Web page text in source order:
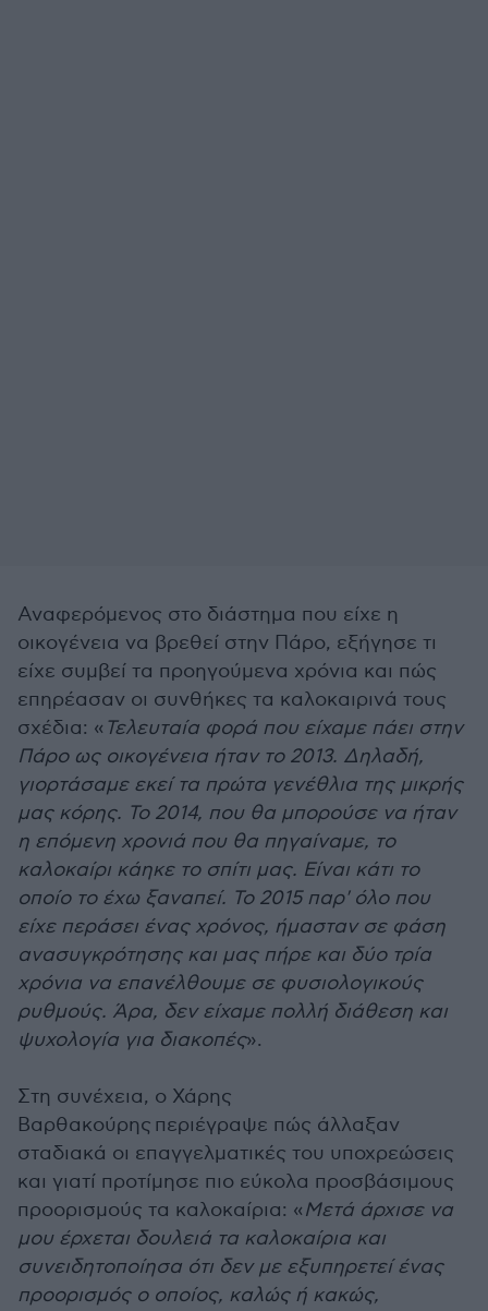
Αναφερόμενος στο διάστημα που είχε η
οικογένεια να βρεθεί στην Πάρο, εξήγησε τι
είχε συμβεί τα προηγούμενα χρόνια και πώς
επηρέασαν οι συνθήκες τα καλοκαιρινά τους
σχέδια: « Τελευταία φορά που είχαμε πάει στην
Πάρο ως οικογένεια ήταν το 2013. Δηλαδή,
γιορτάσαμε εκεί τα πρώτα γενέθλια της μικρής
μας κόρης. Το 2014, που θα μπορούσε να ήταν
η επόμενη χρονιά που θα πηγαίναμε, το
καλοκαίρι κάηκε το σπίτι μας. Είναι κάτι το
οποίο το έχω ξαναπεί. Το 2015 παρ' όλο που
είχε περάσει ένας χρόνος, ήμασταν σε φάση
ανασυγκρότησης και μας πήρε και δύο τρία
χρόνια να επανέλθουμε σε φυσιολογικούς
ρυθμούς. Άρα, δεν είχαμε πολλή διάθεση και
ψυχολογία για διακοπές».
Στη συνέχεια, ο Χάρης
Βαρθακούρης περιέγραψε πώς άλλαξαν
σταδιακά οι επαγγελματικές του υποχρεώσεις
και γιατί προτίμησε πιο εύκολα προσβάσιμους
προορισμούς τα καλοκαίρια: «Μετά άρχισε να
μου έρχεται δουλειά τα καλοκαίρια και
συνειδητοποίησα ότι δεν με εξυπηρετεί ένας
προορισμός ο οποίος, καλώς ή κακώς,